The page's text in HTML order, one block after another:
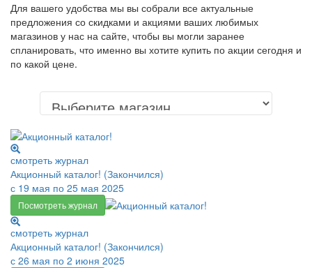
Для вашего удобства мы вы собрали все актуальные
предложения со скидками и акциями ваших любимых
магазинов у нас на сайте, чтобы вы могли заранее
спланировать, что именно вы хотите купить по акции сегодня и
по какой цене.
смотреть журнал
Акционный каталог! (Закончился)
с 19 мая по 25 мая 2025
Посмотреть журнал
смотреть журнал
Акционный каталог! (Закончился)
с 26 мая по 2 июня 2025